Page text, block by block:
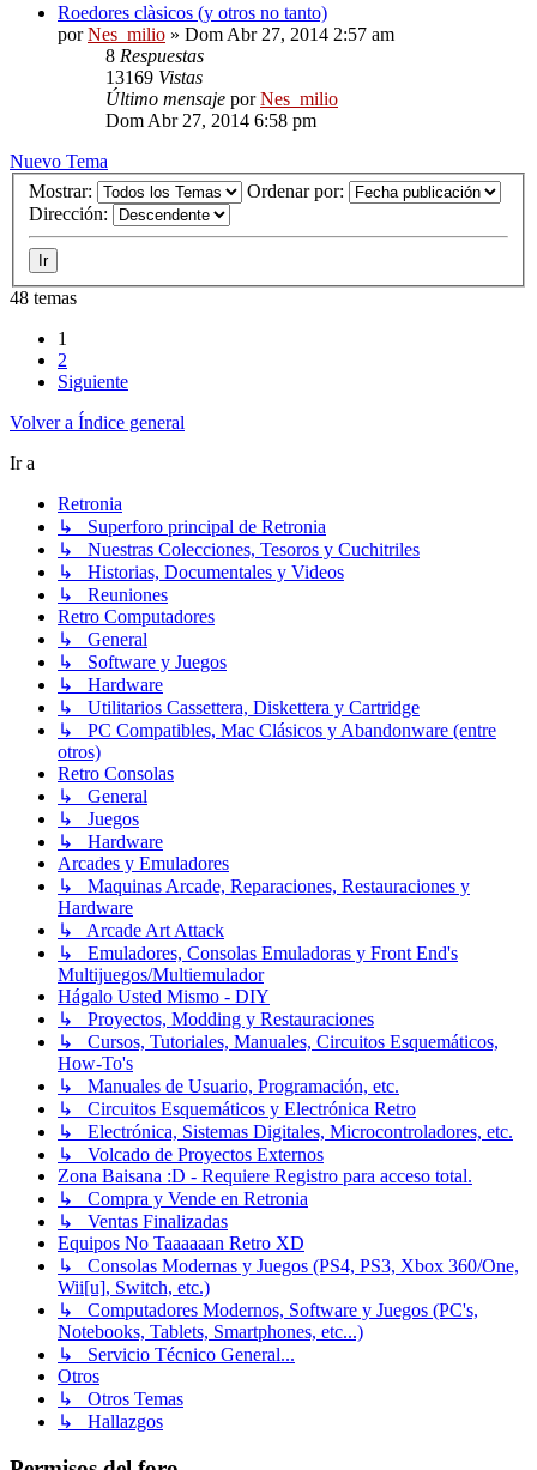
Roedores clàsicos (y otros no tanto)
porNes_milio » Dom Abr 27, 2014 2:57 am
8 Respuestas
13169 Vistas
Último mensaje porNes_milio
Dom Abr 27, 2014 6:58 pm
Nuevo Tema
Mostrar:
Ordenar por:
Dirección:
48 temas
1
2
Siguiente
Volver a Índice general
Ir a
Retronia
↳ Superforo principal de Retronia
↳ Nuestras Colecciones, Tesoros y Cuchitriles
↳ Historias, Documentales y Videos
↳ Reuniones
Retro Computadores
↳ General
↳ Software y Juegos
↳ Hardware
↳ Utilitarios Cassettera, Diskettera y Cartridge
↳ PC Compatibles, Mac Clásicos y Abandonware (entre
otros)
Retro Consolas
↳ General
↳ Juegos
↳ Hardware
Arcades y Emuladores
↳ Maquinas Arcade, Reparaciones, Restauraciones y
Hardware
↳ Arcade Art Attack
↳ Emuladores, Consolas Emuladoras y Front End's
Multijuegos/Multiemulador
Hágalo Usted Mismo - DIY
↳ Proyectos, Modding y Restauraciones
↳ Cursos, Tutoriales, Manuales, Circuitos Esquemáticos,
How-To's
↳ Manuales de Usuario, Programación, etc.
↳ Circuitos Esquemáticos y Electrónica Retro
↳ Electrónica, Sistemas Digitales, Microcontroladores, etc.
↳ Volcado de Proyectos Externos
Zona Baisana :D - Requiere Registro para acceso total.
↳ Compra y Vende en Retronia
↳ Ventas Finalizadas
Equipos No Taaaaaan Retro XD
↳ Consolas Modernas y Juegos (PS4, PS3, Xbox 360/One,
Wii[u], Switch, etc.)
↳ Computadores Modernos, Software y Juegos (PC's,
Notebooks, Tablets, Smartphones, etc...)
↳ Servicio Técnico General...
Otros
↳ Otros Temas
↳ Hallazgos